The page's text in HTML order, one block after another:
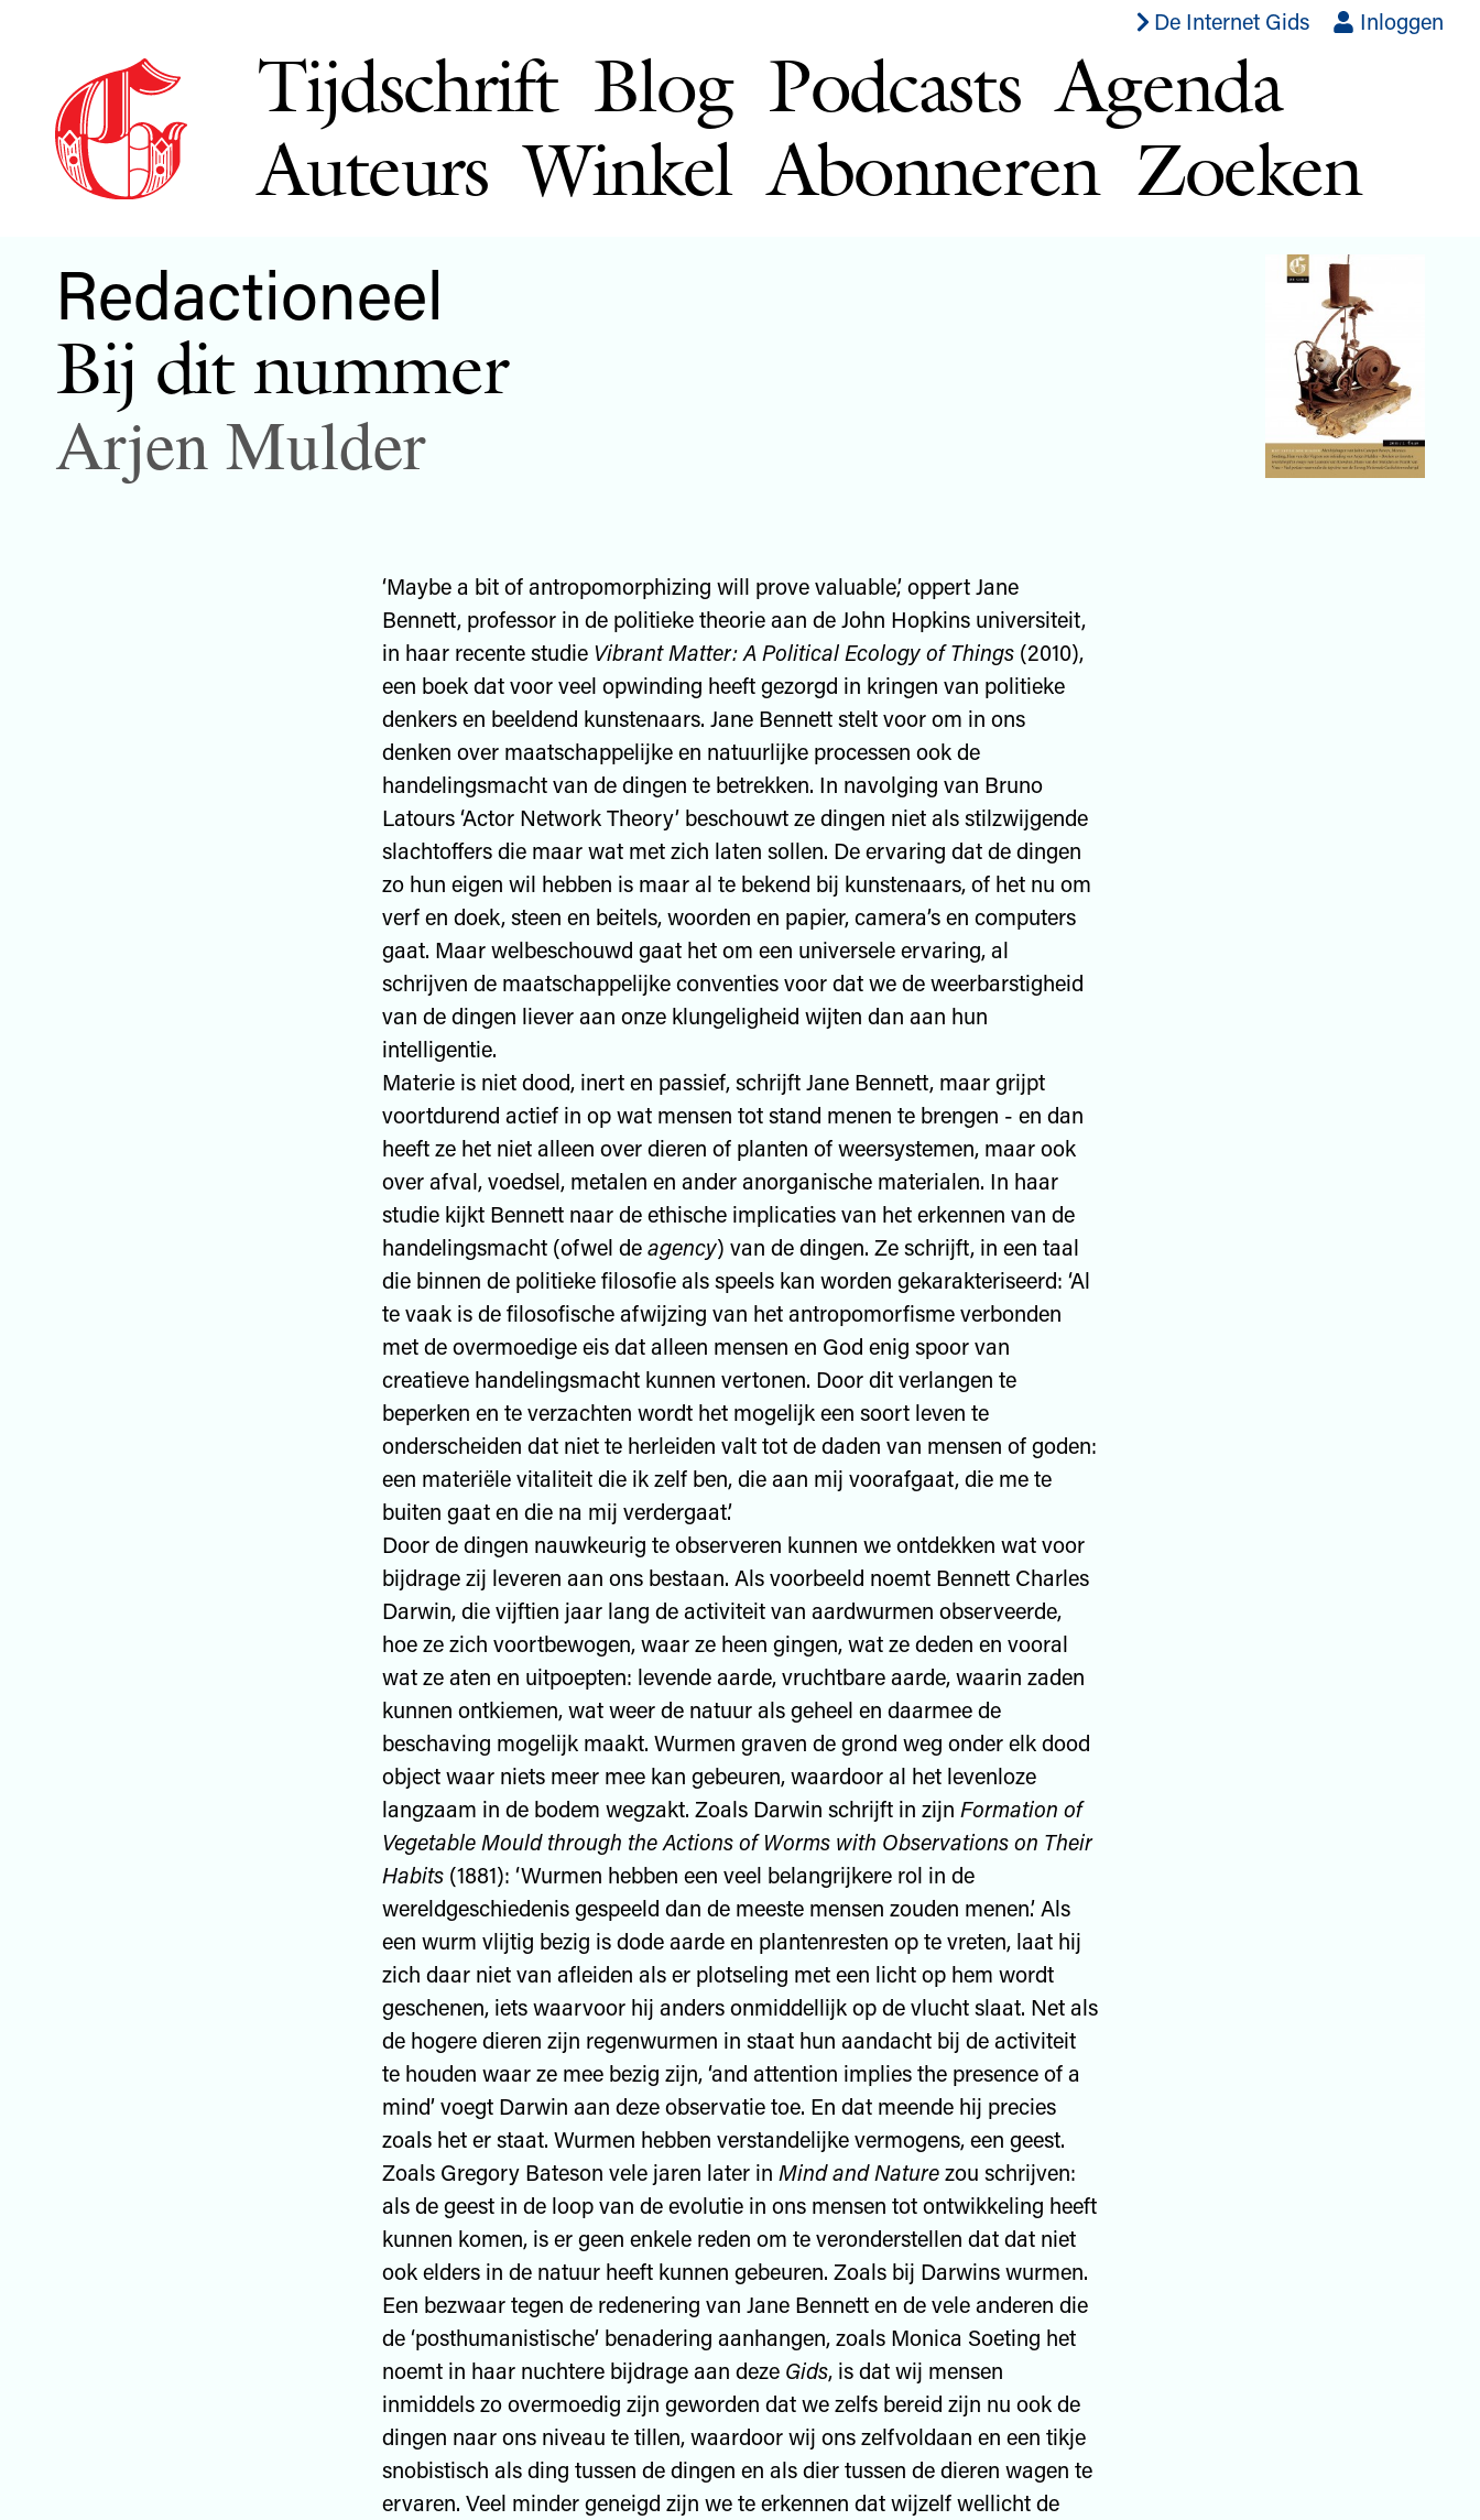
De Internet Gids Inloggen
Tijdschrift Blog Podcasts Agenda
Auteurs Winkel Abonneren Zoeken
Redactioneel
Bij dit nummer
Arjen Mulder
‘Maybe a bit of antropomorphizing will prove valuable,’ oppert Jane
Bennett, professor in de politieke theorie aan de John Hopkins universiteit,
in haar recente studie Vibrant Matter: A Political Ecology of Things (2010),
een boek dat voor veel opwinding heeft gezorgd in kringen van politieke
denkers en beeldend kunstenaars. Jane Bennett stelt voor om in ons
denken over maatschappelijke en natuurlijke processen ook de
handelingsmacht van de dingen te betrekken. In navolging van Bruno
Latours ‘Actor Network Theory’ beschouwt ze dingen niet als stilzwijgende
slachtoffers die maar wat met zich laten sollen. De ervaring dat de dingen
zo hun eigen wil hebben is maar al te bekend bij kunstenaars, of het nu om
verf en doek, steen en beitels, woorden en papier, camera’s en computers
gaat. Maar welbeschouwd gaat het om een universele ervaring, al
schrijven de maatschappelijke conventies voor dat we de weerbarstigheid
van de dingen liever aan onze klungeligheid wijten dan aan hun
intelligentie.
Materie is niet dood, inert en passief, schrijft Jane Bennett, maar grijpt
voortdurend actief in op wat mensen tot stand menen te brengen - en dan
heeft ze het niet alleen over dieren of planten of weersystemen, maar ook
over afval, voedsel, metalen en ander anorganische materialen. In haar
studie kijkt Bennett naar de ethische implicaties van het erkennen van de
handelingsmacht (ofwel deagency) van de dingen. Ze schrijft, in een taal
die binnen de politieke filosofie als speels kan worden gekarakteriseerd: ‘Al
te vaak is de filosofische afwijzing van het antropomorfisme verbonden
met de overmoedige eis dat alleen mensen en God enig spoor van
creatieve handelingsmacht kunnen vertonen. Door dit verlangen te
beperken en te verzachten wordt het mogelijk een soort leven te
onderscheiden dat niet te herleiden valt tot de daden van mensen of goden:
een materiële vitaliteit die ik zelf ben, die aan mij voorafgaat, die me te
buiten gaat en die na mij verdergaat.’
Door de dingen nauwkeurig te observeren kunnen we ontdekken wat voor
bijdrage zij leveren aan ons bestaan. Als voorbeeld noemt Bennett Charles
Darwin, die vijftien jaar lang de activiteit van aardwurmen observeerde,
hoe ze zich voortbewogen, waar ze heen gingen, wat ze deden en vooral
wat ze aten en uitpoepten: levende aarde, vruchtbare aarde, waarin zaden
kunnen ontkiemen, wat weer de natuur als geheel en daarmee de
beschaving mogelijk maakt. Wurmen graven de grond weg onder elk dood
object waar niets meer mee kan gebeuren, waardoor al het levenloze
langzaam in de bodem wegzakt. Zoals Darwin schrijft in zijn Formation of
Vegetable Mould through the Actions of Worms with Observations on Their
Habits (1881): ‘Wurmen hebben een veel belangrijkere rol in de
wereldgeschiedenis gespeeld dan de meeste mensen zouden menen.’ Als
een wurm vlijtig bezig is dode aarde en plantenresten op te vreten, laat hij
zich daar niet van afleiden als er plotseling met een licht op hem wordt
geschenen, iets waarvoor hij anders onmiddellijk op de vlucht slaat. Net als
de hogere dieren zijn regenwurmen in staat hun aandacht bij de activiteit
te houden waar ze mee bezig zijn, ‘and attention implies the presence of a
mind’ voegt Darwin aan deze observatie toe. En dat meende hij precies
zoals het er staat. Wurmen hebben verstandelijke vermogens, een geest.
Zoals Gregory Bateson vele jaren later in Mind and Naturezou schrijven:
als de geest in de loop van de evolutie in ons mensen tot ontwikkeling heeft
kunnen komen, is er geen enkele reden om te veronderstellen dat dat niet
ook elders in de natuur heeft kunnen gebeuren. Zoals bij Darwins wurmen.
Een bezwaar tegen de redenering van Jane Bennett en de vele anderen die
de ‘posthumanistische’ benadering aanhangen, zoals Monica Soeting het
noemt in haar nuchtere bijdrage aan deze Gids, is dat wij mensen
inmiddels zo overmoedig zijn geworden dat we zelfs bereid zijn nu ook de
dingen naar ons niveau te tillen, waardoor wij ons zelfvoldaan en een tikje
snobistisch als ding tussen de dingen en als dier tussen de dieren wagen te
ervaren. Veel minder geneigd zijn we te erkennen dat wijzelf wellicht de